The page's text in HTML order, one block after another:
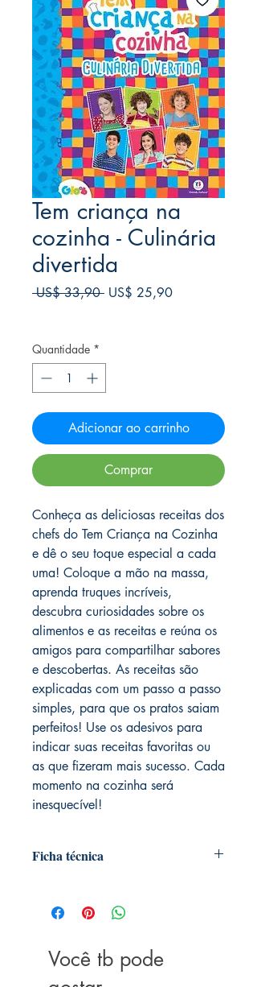
Tem criança na
cozinha - Culinária
divertida
US$ 33,90 Preço
US$ 25,90Preço
Quantidade *
Adicionar ao carrinho
Comprar
Conheça as deliciosas receitas dos
chefs do Tem Criança na Cozinha
e dê o seu toque especial a cada
uma! Coloque a mão na massa,
aprenda truques incríveis,
descubra curiosidades sobre os
alimentos e as receitas e reúna os
amigos para compartilhar sabores
e descobertas. As receitas são
explicadas com um passo a passo
simples, para que os pratos saiam
perfeitos! Use os adesivos para
indicar suas receitas favoritas ou
as que fizeram mais sucesso. Cada
momento na cozinha será
inesquecível!
Ficha técnica
Dimensões:26cm x 23cm
Editora:
Ciranda Cultural
ISBN:9788538065753
Número de páginas:96
Você tb pode